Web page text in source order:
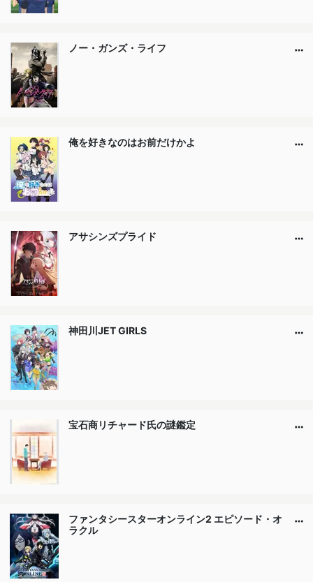
ノー・ガンズ・ライフ
俺を好きなのはお前だけかよ
アサシンズプライド
神田川JET GIRLS
宝石商リチャード氏の謎鑑定
ファンタシースターオンライン2 エピソード・オ
ラクル